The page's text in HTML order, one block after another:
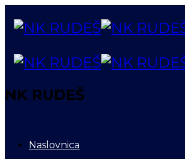
NK RUDEŠ
Naslovnica